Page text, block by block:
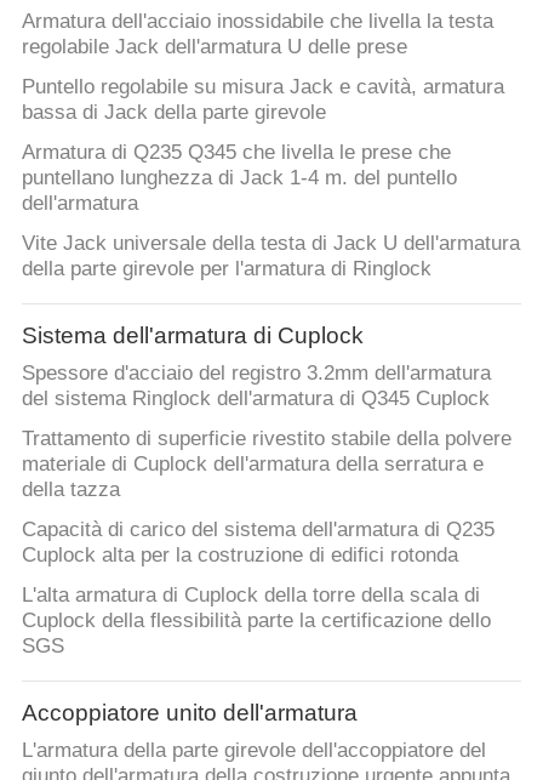
Armatura dell'acciaio inossidabile che livella la testa
regolabile Jack dell'armatura U delle prese
Puntello regolabile su misura Jack e cavità, armatura
bassa di Jack della parte girevole
Armatura di Q235 Q345 che livella le prese che
puntellano lunghezza di Jack 1-4 m. del puntello
dell'armatura
Vite Jack universale della testa di Jack U dell'armatura
della parte girevole per l'armatura di Ringlock
Sistema dell'armatura di Cuplock
Spessore d'acciaio del registro 3.2mm dell'armatura
del sistema Ringlock dell'armatura di Q345 Cuplock
Trattamento di superficie rivestito stabile della polvere
materiale di Cuplock dell'armatura della serratura e
della tazza
Capacità di carico del sistema dell'armatura di Q235
Cuplock alta per la costruzione di edifici rotonda
L'alta armatura di Cuplock della torre della scala di
Cuplock della flessibilità parte la certificazione dello
SGS
Accoppiatore unito dell'armatura
L'armatura della parte girevole dell'accoppiatore del
giunto dell'armatura della costruzione urgente appunta